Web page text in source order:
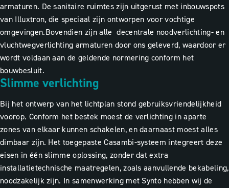
armaturen. De sanitaire ruimtes zijn uitgerust met inbouwspots
van Illuxtron, die speciaal zijn ontworpen voor vochtige
omgevingen.Bovendien zijn alle decentrale noodverlichting- en
vluchtwegverlichting armaturen door ons geleverd, waardoor er
wordt voldaan aan de geldende normering conform het
bouwbesluit.
Slimme verlichting
Bij het ontwerp van het lichtplan stond gebruiksvriendelijkheid
voorop. Conform het bestek moest de verlichting in aparte
zones van elkaar kunnen schakelen, en daarnaast moest alles
dimbaar zijn. Het toegepaste Casambi-systeem integreert deze
eisen in één slimme oplossing, zonder dat extra
installatietechnische maatregelen, zoals aanvullende bekabeling,
noodzakelijk zijn. In samenwerking met Synto hebben wij de